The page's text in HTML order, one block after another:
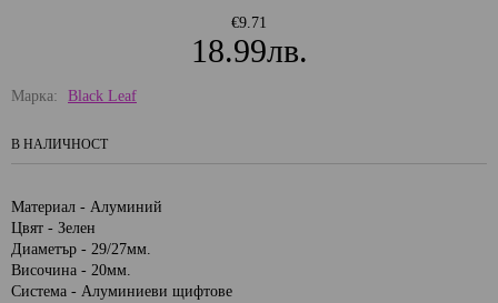
€9.71
18.99лв.
Марка: Black Leaf
В НАЛИЧНОСТ
Материал - Алуминий
Цвят - Зелен
Диаметър - 29/27мм.
Височина - 20мм.
Система - Алуминиеви щифтове